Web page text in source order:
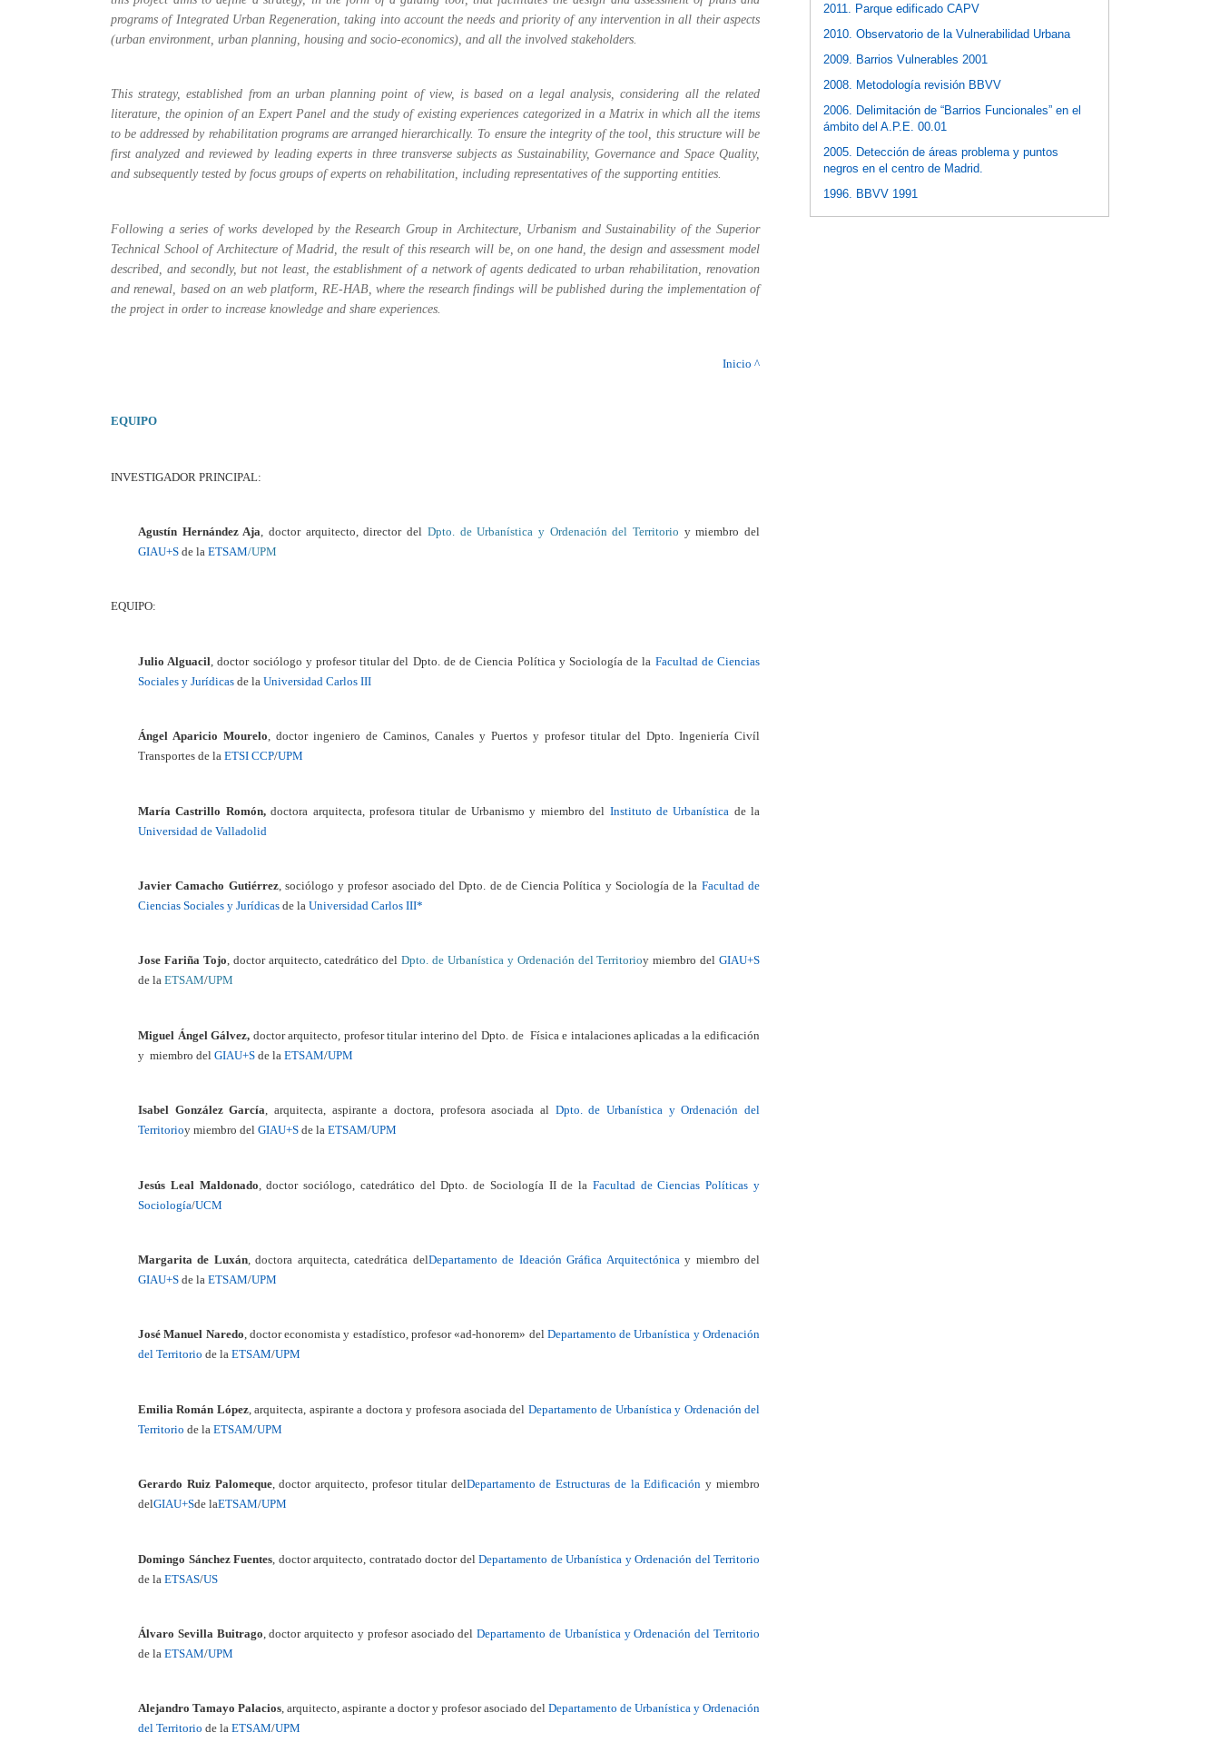
programs of Integrated Urban Regeneration, taking into account the needs and priority of any intervention in all their aspects
(urban environment, urban planning, housing and socio-economics), and all the involved stakeholders.
This strategy, established from an urban planning point of view, is based on a legal analysis, considering all the related
literature, the opinion of an Expert Panel and the study of existing experiences categorized in a Matrix in which all the items
to be addressed by rehabilitation programs are arranged hierarchically. To ensure the integrity of the tool, this structure will be
first analyzed and reviewed by leading experts in three transverse subjects as Sustainability, Governance and Space Quality,
and subsequently tested by focus groups of experts on rehabilitation, including representatives of the supporting entities.
Following a series of works developed by the Research Group in Architecture, Urbanism and Sustainability of the Superior
Technical School of Architecture of Madrid, the result of this research will be, on one hand, the design and assessment model
described, and secondly, but not least, the establishment of a network of agents dedicated to urban rehabilitation, renovation
and renewal, based on an web platform, RE-HAB, where the research findings will be published during the implementation of
the project in order to increase knowledge and share experiences.
Inicio ^
EQUIPO
INVESTIGADOR PRINCIPAL:
Agustín Hernández Aja, doctor arquitecto, director del Dpto. de Urbanística y Ordenación del Territorio y miembro del
GIAU+S de la ETSAM/UPM
EQUIPO:
Julio Alguacil , doctor sociólogo y profesor titular del Dpto. de de Ciencia Política y Sociologíade la Facultad de Ciencias
Sociales y Jurídicas de la Universidad Carlos III
Ángel Aparicio Mourelo, doctor ingeniero de Caminos, Canales y Puertos y profesor titular del Dpto. Ingeniería Civíl
Transportes de la ETSI CCP/UPM
María Castrillo Romón,doctora arquitecta, profesora titular de Urbanismo y miembro del Instituto de Urbanística de la
Universidad de Valladolid
Javier Camacho Gutiérrez, sociólogo y profesor asociado del Dpto. de de Ciencia Política y Sociologíade la Facultad de
Ciencias Sociales y Jurídicas de la Universidad Carlos III*
Jose Fariña Tojo, doctor arquitecto, catedrático delDpto. de Urbanística y Ordenación del Territorioy miembro del GIAU+S
de la ETSAM/UPM
Miguel Ángel Gálvez, doctor arquitecto, profesor titular interino del Dpto. de Física e intalaciones aplicadas a la edificación
y miembro del GIAU+S de la ETSAM/UPM
Isabel González García, arquitecta, aspirante a doctora, profesora asociada al Dpto. de Urbanística y Ordenación del
Territorioy miembro del GIAU+S de la ETSAM/UPM
Jesús Leal Maldonado , doctor sociólogo, catedrático del Dpto. de Sociología II de la Facultad de Ciencias Políticas y
Sociología/UCM
Margarita de Luxán, doctora arquitecta, catedrática delDepartamento de Ideación Gráfica Arquitectónica y miembro del
GIAU+S de la ETSAM/UPM
José Manuel Naredo, doctor economista y estadístico, profesor «ad-honorem» del Departamento de Urbanística y Ordenación
del Territorio de la ETSAM/UPM
Emilia Román López, arquitecta, aspirante a doctora y profesora asociada del Departamento de Urbanística y Ordenación del
Territorio de la ETSAM/UPM
Gerardo Ruiz Palomeque, doctor arquitecto, profesor titular delDepartamento de Estructuras de la Edificación y miembro
delGIAU+Sde laETSAM/UPM
Domingo Sánchez Fuentes , doctor arquitecto, contratado doctor del Departamento de Urbanística y Ordenación del Territorio
de la ETSAS/US
Álvaro Sevilla Buitrago , doctor arquitecto y profesor asociado delDepartamento de Urbanística y Ordenación del Territorio
de la ETSAM/UPM
Alejandro Tamayo Palacios, arquitecto, aspirante a doctor y profesor asociado del Departamento de Urbanística y Ordenación
del Territorio de la ETSAM/UPM
2011. Parque edificado CAPV
2010. Observatorio de la Vulnerabilidad Urbana
2009. Barrios Vulnerables 2001
2008. Metodología revisión BBVV
2006. Delimitación de “Barrios Funcionales” en el
ámbito del A.P.E. 00.01
2005. Detección de áreas problema y puntos
negros en el centro de Madrid.
1996. BBVV 1991